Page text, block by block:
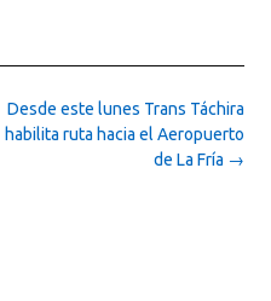
Desde este lunes Trans Táchira
habilita ruta hacia el Aeropuerto
de La Fría →